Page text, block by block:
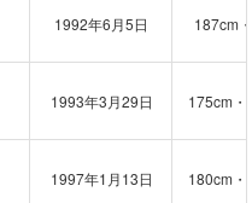
1992年6月5日 187cm・
1993年3月29日 175cm・
1997年1月13日 180cm・